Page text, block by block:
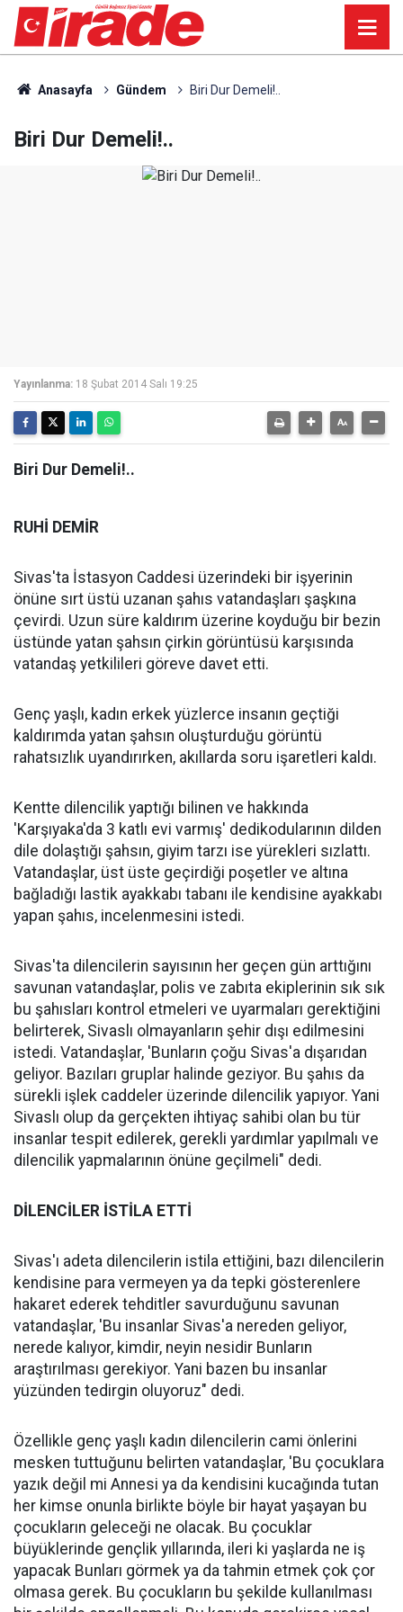
Anasayfa Gündem Biri Dur Demeli!..
Biri Dur Demeli!..
Yayınlanma: 18 Şubat 2014 Salı 19:25
Biri Dur Demeli!..
RUHİ DEMİR
Sivas'ta İstasyon Caddesi üzerindeki bir işyerinin
önüne sırt üstü uzanan şahıs vatandaşları şaşkına
çevirdi. Uzun süre kaldırım üzerine koyduğu bir bezin
üstünde yatan şahsın çirkin görüntüsü karşısında
vatandaş yetkilileri göreve davet etti.
Genç yaşlı, kadın erkek yüzlerce insanın geçtiği
kaldırımda yatan şahsın oluşturduğu görüntü
rahatsızlık uyandırırken, akıllarda soru işaretleri kaldı.
Kentte dilencilik yaptığı bilinen ve hakkında
'Karşıyaka'da 3 katlı evi varmış' dedikodularının dilden
dile dolaştığı şahsın, giyim tarzı ise yürekleri sızlattı.
Vatandaşlar, üst üste geçirdiği poşetler ve altına
bağladığı lastik ayakkabı tabanı ile kendisine ayakkabı
yapan şahıs, incelenmesini istedi.
Sivas'ta dilencilerin sayısının her geçen gün arttığını
savunan vatandaşlar, polis ve zabıta ekiplerinin sık sık
bu şahısları kontrol etmeleri ve uyarmaları gerektiğini
belirterek, Sivaslı olmayanların şehir dışı edilmesini
istedi. Vatandaşlar, 'Bunların çoğu Sivas'a dışarıdan
geliyor. Bazıları gruplar halinde geziyor. Bu şahıs da
sürekli işlek caddeler üzerinde dilencilik yapıyor. Yani
Sivaslı olup da gerçekten ihtiyaç sahibi olan bu tür
insanlar tespit edilerek, gerekli yardımlar yapılmalı ve
dilencilik yapmalarının önüne geçilmeli" dedi.
DİLENCİLER İSTİLA ETTİ
Sivas'ı adeta dilencilerin istila ettiğini, bazı dilencilerin
kendisine para vermeyen ya da tepki gösterenlere
hakaret ederek tehditler savurduğunu savunan
vatandaşlar, 'Bu insanlar Sivas'a nereden geliyor,
nerede kalıyor, kimdir, neyin nesidir Bunların
araştırılması gerekiyor. Yani bazen bu insanlar
yüzünden tedirgin oluyoruz" dedi.
Özellikle genç yaşlı kadın dilencilerin cami önlerini
mesken tuttuğunu belirten vatandaşlar, 'Bu çocuklara
yazık değil mi Annesi ya da kendisini kucağında tutan
her kimse onunla birlikte böyle bir hayat yaşayan bu
çocukların geleceği ne olacak. Bu çocuklar
büyüklerinde gençlik yıllarında, ileri ki yaşlarda ne iş
yapacak Bunları görmek ya da tahmin etmek çok çor
olmasa gerek. Bu çocukların bu şekilde kullanılması